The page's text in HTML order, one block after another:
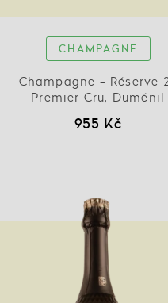
CHAMPAGNE
Champagne - Réserve
Premier Cru, Duménil
955 Kč